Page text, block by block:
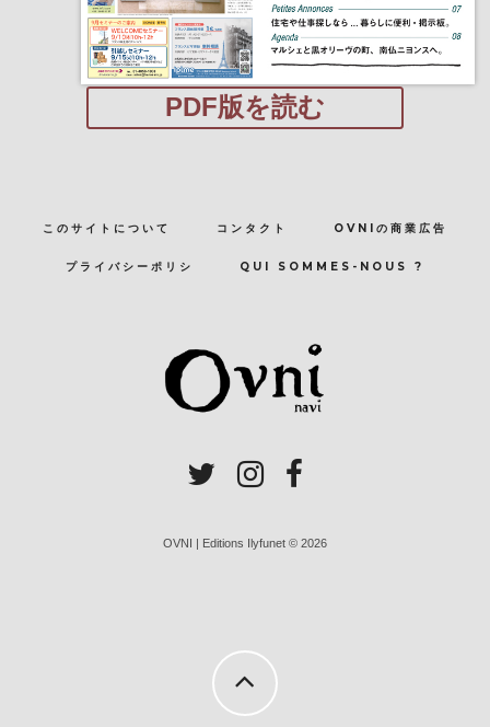
PDF版を読む
このサイトについて コンタクト OVNIの商業広告
プライバシーポリシ QUI SOMMES-NOUS ?
OVNI | Editions Ilyfunet © 2026